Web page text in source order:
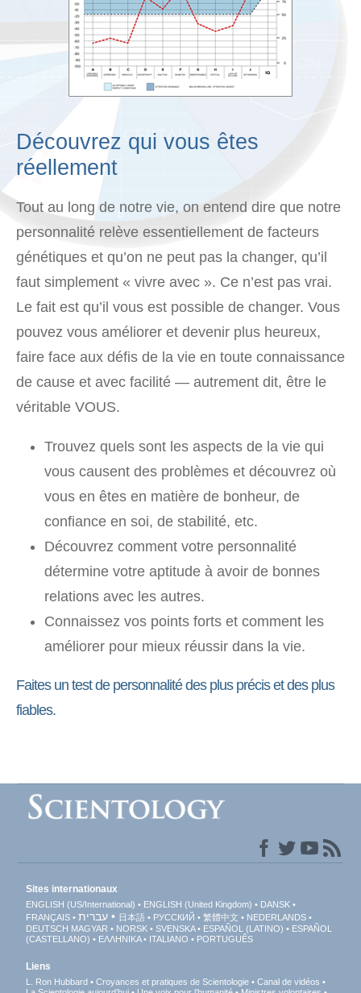
Numéro de téléphone :
Date :
Découvrez qui vous êtes
réellement
Tout au long de notre vie, on entend dire que notre
personnalité relève essentiellement de facteurs
génétiques et qu’on ne peut pas la changer, qu’il
faut simplement « vivre avec ». Ce n’est pas vrai.
Le fait est qu’il vous est possible de changer. Vous
pouvez vous améliorer et devenir plus heureux,
faire face aux défis de la vie en toute connaissance
de cause et avec facilité — autrement dit, être le
véritable VOUS.
Trouvez quels sont les aspects de la vie qui
vous causent des problèmes et découvrez où
vous en êtes en matière de bonheur, de
confiance en soi, de stabilité, etc.
Découvrez comment votre personnalité
détermine votre aptitude à avoir de bonnes
relations avec les autres.
Connaissez vos points forts et comment les
améliorer pour mieux réussir dans la vie.
Faites un test de personnalité des plus précis et des plus
fiables.
Sites internationaux
ENGLISH (US/International) ENGLISH (United Kingdom)
DANSK
FRANÇAIS
עברית 日本語 РУССКИЙ 繁體中文
NEDERLANDS
DEUTSCH MAGYAR NORSK SVENSKA ESPAÑOL (LATINO)
ESPAÑOL
(CASTELLANO)
ΕΛΛΗΝΙΚA ITALIANO PORTUGUÊS
Liens
L. Ron Hubbard Croyances et pratiques de Scientologie
Canal de vidéos